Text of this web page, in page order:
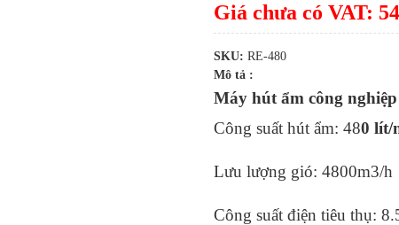
Giá chưa có VAT:
SKU: RE-480
Mô tả :
Máy hút ẩm công
Công suất hút ẩm: 480 lít/
Lưu lượng gió: 4800m3/h
Công suất điện tiêu thụ: